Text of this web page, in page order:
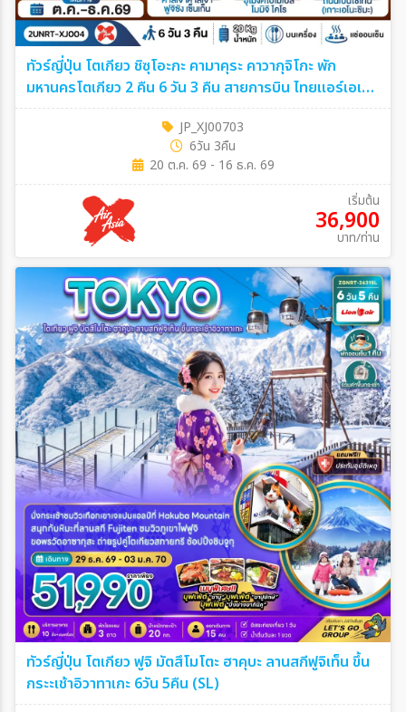
ทัวร์ญี่ปุ่น โตเกียว ชิซุโอะกะ คามาคุระ คาวากุจิโกะ พัก
มหานครโตเกียว 2 คืน 6 วัน 3 คืน สายการบิน ไทยแอร์เอเชีย
เอ็กซ์ 6วัน 3คืน (XJ)
JP_XJ00703
6วัน 3คืน
20 ต.ค. 69 - 16 ธ.ค. 69
เริ่มต้น
36,900
บาท/ท่าน
ทัวร์ญี่ปุ่น โตเกียว ฟูจิ มัตสึโมโตะ ฮาคุบะ ลานสกีฟูจิเท็น ขึ้น
กระะเช้าอิวาทาเกะ 6วัน 5คืน (SL)